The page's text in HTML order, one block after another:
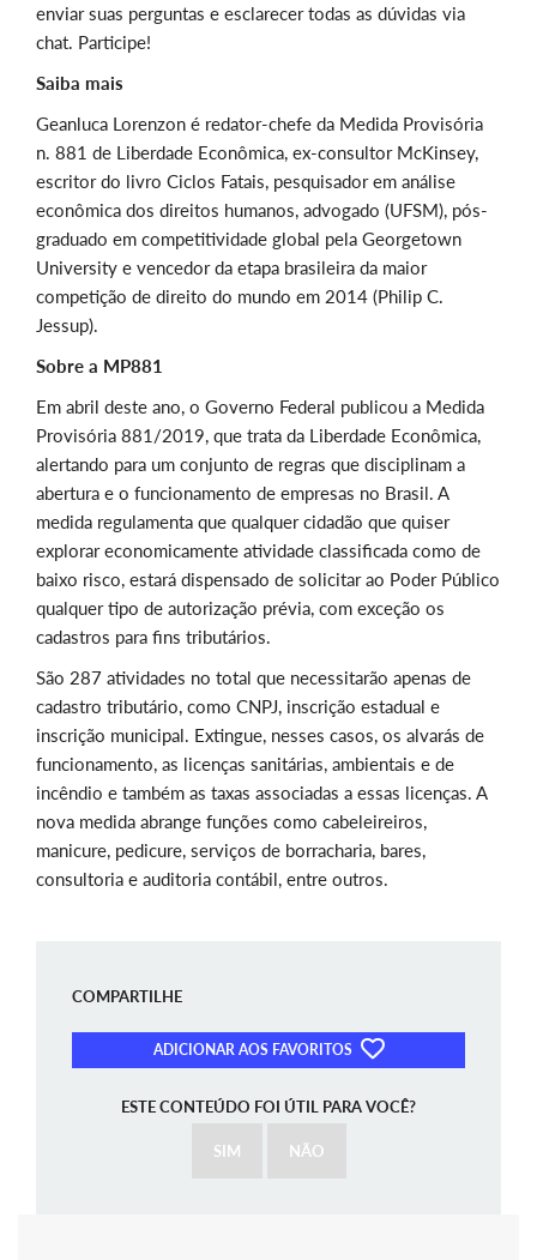
enviar suas perguntas e esclarecer todas as dúvidas via
chat. Participe!
Saiba mais
Geanluca Lorenzon é redator-chefe da Medida Provisória
n. 881 de Liberdade Econômica, ex-consultor McKinsey,
escritor do livro Ciclos Fatais, pesquisador em análise
econômica dos direitos humanos, advogado (UFSM), pós-
graduado em competitividade global pela Georgetown
University e vencedor da etapa brasileira da maior
competição de direito do mundo em 2014 (Philip C.
Jessup).
Sobre a MP881
Em abril deste ano, o Governo Federal publicou a Medida
Provisória 881/2019, que trata da Liberdade Econômica,
alertando para um conjunto de regras que disciplinam a
abertura e o funcionamento de empresas no Brasil. A
medida regulamenta que qualquer cidadão que quiser
explorar economicamente atividade classificada como de
baixo risco, estará dispensado de solicitar ao Poder Público
qualquer tipo de autorização prévia, com exceção os
cadastros para fins tributários.
São 287 atividades no total que necessitarão apenas de
cadastro tributário, como CNPJ, inscrição estadual e
inscrição municipal. Extingue, nesses casos, os alvarás de
funcionamento, as licenças sanitárias, ambientais e de
incêndio e também as taxas associadas a essas licenças. A
nova medida abrange funções como cabeleireiros,
manicure, pedicure, serviços de borracharia, bares,
consultoria e auditoria contábil, entre outros.
COMPARTILHE
ADICIONAR AOS FAVORITOS
ESTE CONTEÚDO FOI ÚTIL PARA VOCÊ?
SIM NÃO